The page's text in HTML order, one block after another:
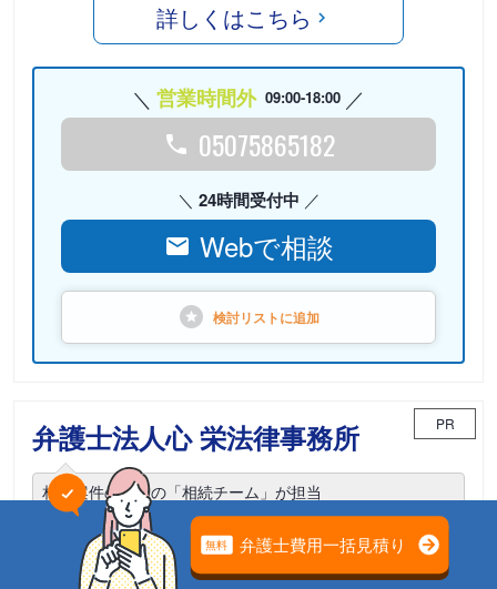
詳しくはこちら
営業時間外 09:00-18:00
05075865182
24時間受付中
Webで相談
検討リストに追加
弁護士法人心 栄法律事務所 PR
相続案件のための「相続チーム」が担当
電話相談可能 初回面談無料
土日面談可能
18時以降面談可能